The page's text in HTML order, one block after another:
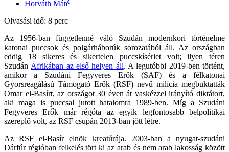
Horváth Máté
Olvasási idő: 8 perc
Az 1956-ban függetlenné váló Szudán modernkori történelme
katonai puccsok és polgárháborúk sorozatából áll. Az országban
eddig 18 sikeres és sikertelen puccskísérlet volt; ilyen téren
Szudán Afrikában az első helyen áll. A legutóbbi 2019-ben történt,
amikor a Szudáni Fegyveres Erők (SAF) és a félkatonai
Gyorsreagálású Támogató Erők (RSF) nevű milícia megbuktatták
Omar el-Basírt, az országot 30 éven át vaskézzel irányító diktátort,
aki maga is puccsal jutott hatalomra 1989-ben. Míg a Szudáni
Fegyveres Erők már régóta az egyik legfontosabb belpolitikai
szereplő volt, az RSF csupán 2013-ban jött létre.
Az RSF el-Basír elnök kreatúrája. 2003-ban a nyugat-szudáni
Dárfúr régióban felkelés tört ki az arab és nem arab lakosság között